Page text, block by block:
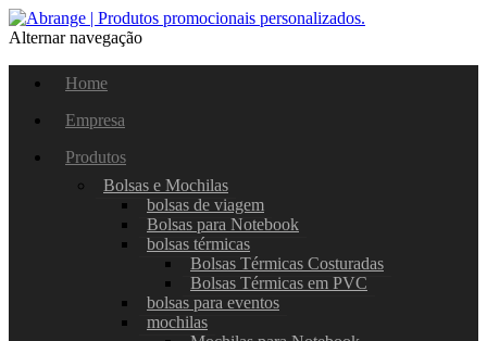
Alternar navegação
Home
Empresa
Produtos
Bolsas e Mochilas
bolsas de viagem
Bolsas para Notebook
bolsas térmicas
Bolsas Térmicas Costuradas
Bolsas Térmicas em PVC
bolsas para eventos
mochilas